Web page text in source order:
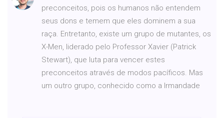
preconceitos, pois os humanos não entendem
seus dons e temem que eles dominem a sua
raça. Entretanto, existe um grupo de mutantes, os
X-Men, liderado pelo Professor Xavier (Patrick
Stewart), que luta para vencer estes
preconceitos através de modos pacíficos. Mas
um outro grupo, conhecido como a Irmandade